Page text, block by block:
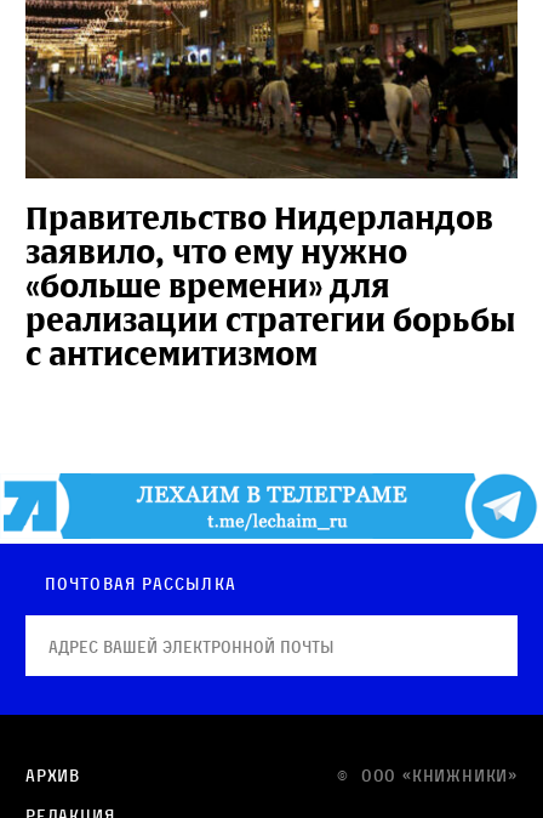
Правительство Нидерландов
заявило, что ему нужно
«больше времени» для
реализации стратегии борьбы
с антисемитизмом
Почтовая рассылка
© OOO «КНИЖНИКИ»
Архив